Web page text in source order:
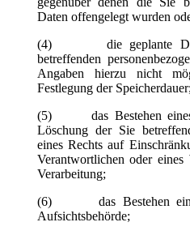
Daten offengelegt wurden
(4) die geplante
betreffenden
Angaben hierzu nicht
Festlegung der Speicherdauer;
(5) das Bestehen eines
Löschung der Sie
eines Rechts auf
Verantwortlichen oder eines
Verarbeitung;
(6) das Bestehen eines
Aufsichtsbehörde;